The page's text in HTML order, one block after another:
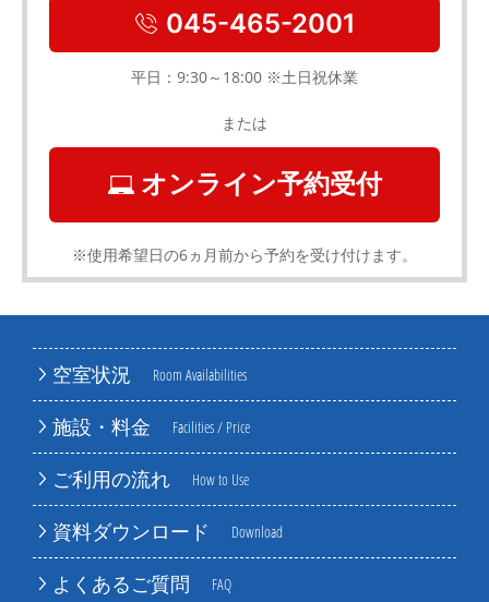
空室状況 Room Availabilities
施設・料金 Facilities / Price
ご利用の流れ How to Use
資料ダウンロード Download
よくあるご質問 FAQ
045-465-2001
平日：9:30～18:00 ※土日祝休業
または
オンライン予約受付
※使用希望日の6ヵ月前から予約を受け付けます。